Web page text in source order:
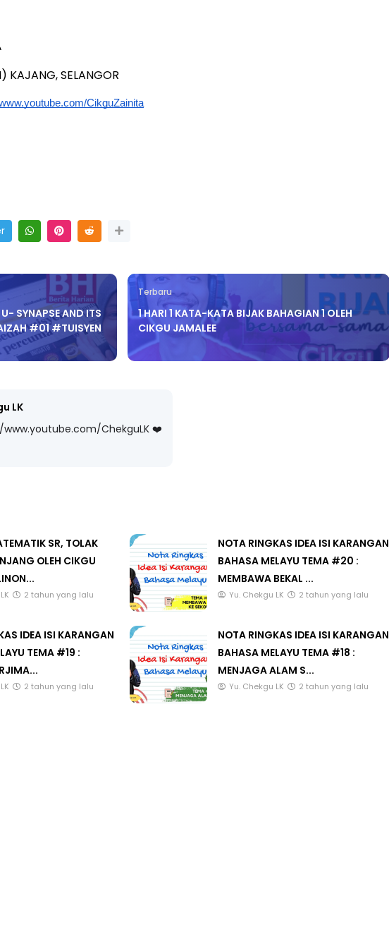
KAJANG, SELANGOR
CikguZainita
SYNAPSE AND ITS
#01 #TUISYEN
Terbaru
1 HARI 1 KATA-KATA BIJAK BAHAGIAN 1 OLEH
CIKGU JAMALEE
LK
ChekguLK ❤️
SR, TOLAK
OLEH CIKGU
2 tahun yang lalu
NOTA RINGKAS IDEA ISI KARANGAN
BAHASA MELAYU TEMA #20 :
MEMBAWA BEKAL ...
Yu. Chekgu LK 2 tahun yang lalu
IDEA ISI KARANGAN
TEMA #19 :
2 tahun yang lalu
NOTA RINGKAS IDEA ISI KARANGAN
BAHASA MELAYU TEMA #18 :
MENJAGA ALAM S...
Yu. Chekgu LK 2 tahun yang lalu
ANUGERAH FFK
LENSA PENDIDIKAN -
2026